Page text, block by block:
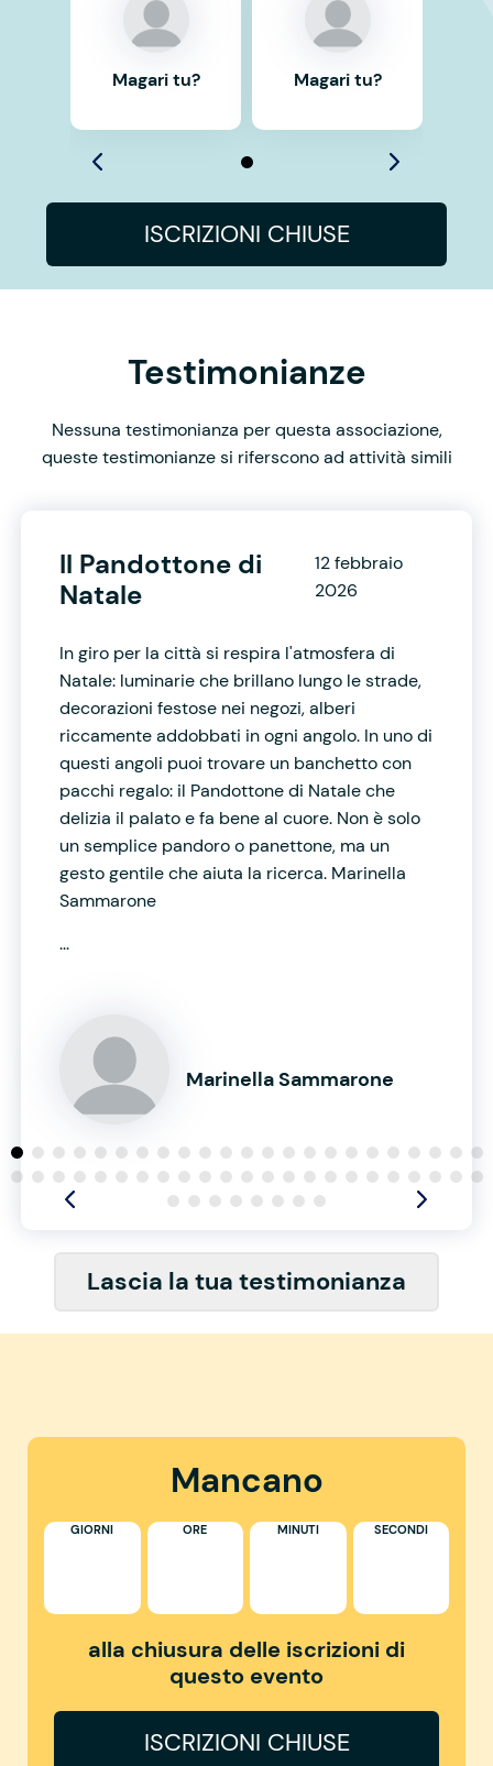
Magari tu? Magari tu?
ISCRIZIONI CHIUSE
Testimonianze
Nessuna testimonianza per questa associazione,
queste testimonianze si riferscono ad attività simili
Il Pandottone di
Natale
12 febbraio
2026
In giro per la città si respira l'atmosfera di
Natale: luminarie che brillano lungo le strade,
decorazioni festose nei negozi, alberi
riccamente addobbati in ogni angolo. In uno di
questi angoli puoi trovare un banchetto con
pacchi regalo: il Pandottone di Natale che
delizia il palato e fa bene al cuore. Non è solo
un semplice pandoro o panettone, ma un
gesto gentile che aiuta la ricerca. Marinella
Sammarone
...
Marinella Sammarone
Lascia la tua testimonianza
Mancano
GIORNI ORE MINUTI SECONDI
alla chiusura delle iscrizioni di
questo evento
ISCRIZIONI CHIUSE